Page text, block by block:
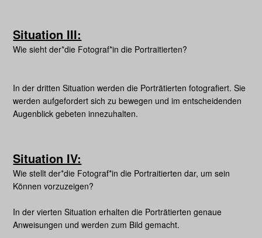
Situation III:
Wie sieht der*die Fotograf*in die Portraitierten?
In der dritten Situation werden die Porträtierten fotografiert. Sie
werden aufgefordert sich zu bewegen und im entscheidenden
Augenblick gebeten innezuhalten.
Situation IV:
Wie stellt der*die Fotograf*in die Portraitierten dar, um sein
Können vorzuzeigen?
In der vierten Situation erhalten die Porträtierten genaue
Anweisungen und werden zum Bild gemacht.